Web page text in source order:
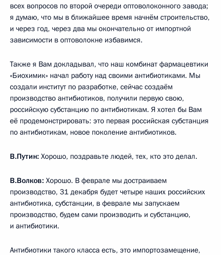
всех вопросов по второй очереди оптоволоконного завода;
я думаю, что мы в ближайшее время начнём строительство,
и через год, через два мы окончательно от импортной
зависимости в оптоволокне избавимся.
Также я Вам докладывал, что наш комбинат фармацевтики
«Биохимик» начал работу над своими антибиотиками. Мы
создали институт по разработке, сейчас создаём
производство антибиотиков, получили первую свою,
российскую субстанцию по антибиотикам. Я хотел бы Вам
её продемонстрировать: это первая российская субстанция
по антибиотикам, новое поколение антибиотиков.
В.Путин: Хорошо, поздравьте людей, тех, кто это делал.
В.Волков: Хорошо. В феврале мы достраиваем
производство, 31 декабря будет четыре наших российских
антибиотика, субстанции, в феврале мы запускаем
производство, будем сами производить и субстанцию,
и антибиотики.
Антибиотики такого класса есть, это импортозамещение,